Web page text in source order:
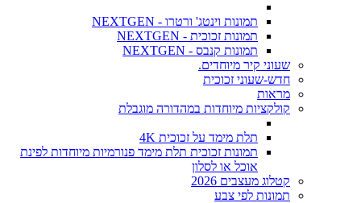
תמונות וינטג' ורטרו - NEXTGEN
תמונות זכוכית - NEXTGEN
תמונות קנבס - NEXTGEN
שעוני קיר מיוחדים.
חדש-שעוני זכוכית
מראות
קולקציות מיוחדות במהדורה מוגבלת
תלת מימד על זכוכית 4K
תמונות זכוכית תלת מימד פנורמיות מיוחדות לפינת
אוכל או לסלון
קטלוג מעצבים 2026
תמונות לפי צבע